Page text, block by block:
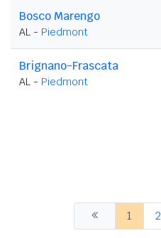
Bosco Marengo
AL - Piedmont
Brignano-Frascata
AL - Piedmont
1 2